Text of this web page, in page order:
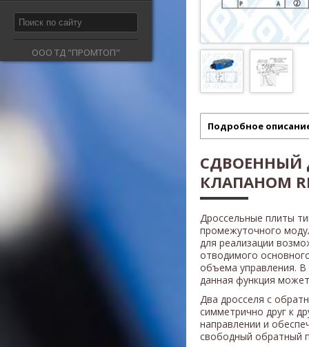
ООО ТД "ПРОМТОП"
Подробное
СДВОЕННЫЙ
КЛАПАНОМ
Дроссельные плиты
промежуточного
для реализации
отводимого
объема управления. В
данная функция
Два дросселя с
симметрично друг к
направлении и
свободный обратный